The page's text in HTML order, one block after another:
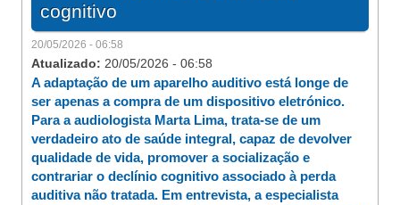
cognitivo
20/05/2026 - 06:58
Atualizado: 20/05/2026 - 06:58
A adaptação de um aparelho auditivo está longe de
ser apenas a compra de um dispositivo eletrónico.
Para a audiologista Marta Lima, trata-se de um
verdadeiro ato de saúde integral, capaz de devolver
qualidade de vida, promover a socialização e
contrariar o declínio cognitivo associado à perda
auditiva não tratada. Em entrevista, a especialista